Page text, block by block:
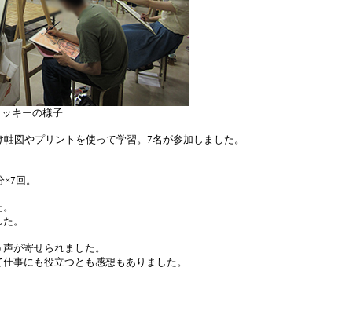
ッキーの様子
やプリントを使って学習。7名が参加しました。
回。
。
が寄せられました。
事にも役立つとも感想もありました。